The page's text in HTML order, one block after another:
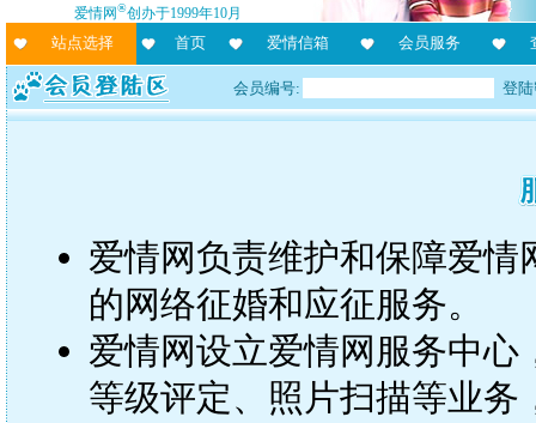
爱情网®创办于1999年10月
站点选择 首页 爱情信箱 会员服务
会员编号: 登
爱情网负责维护和保障爱
的网络征婚和应征服务。
爱情网设立爱情网服务中
等级评定、照片扫描等业